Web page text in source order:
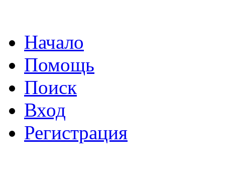
Начало
Помощь
Поиск
Вход
Регистрация